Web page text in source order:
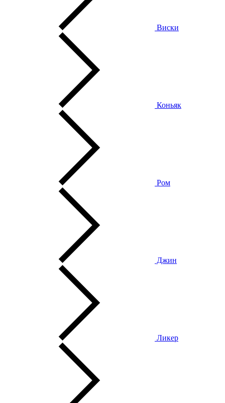
Виски
Коньяк
Ром
Джин
Ликер